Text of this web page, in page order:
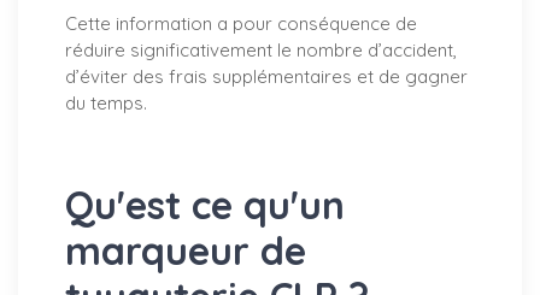
Cette information a pour conséquence de
réduire significativement le nombre d’accident,
d’éviter des frais supplémentaires et de gagner
du temps.
Qu'est ce qu'un
marqueur de